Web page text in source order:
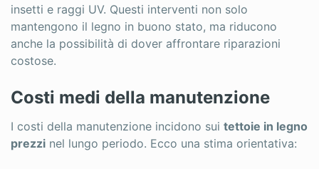
insetti e raggi UV. Questi interventi non solo
mantengono il legno in buono stato, ma riducono
anche la possibilità di dover affrontare riparazioni
costose.
Costi medi della manutenzione
I costi della manutenzione incidono sui tettoie in legno
prezzi nel lungo periodo. Ecco una stima orientativa: